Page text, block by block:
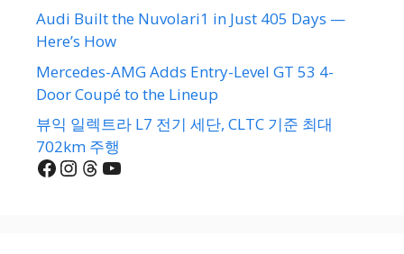
Audi Built the Nuvolari1 in Just 405 Days —
Here’s How
Mercedes-AMG Adds Entry-Level GT 53 4-
Door Coupé to the Lineup
뷰익 일렉트라 L7 전기 세단, CLTC 기준 최대
702km 주행
Facebook
Instagram
Threads
YouTube